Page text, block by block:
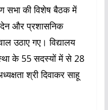
सभा की विशेष बैठक में
और प्रशासनिक
उठाए गए। विद्यालय
के 55 सदस्यों में से 28
श्री दिवाकर साहू